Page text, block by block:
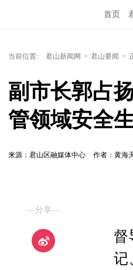
首页
当前位置: 君山新闻网 > 君山要闻 >
副市长郭占
管领域安全
来源：君山区融媒体中心 作者：黄海
—分享—
督
记